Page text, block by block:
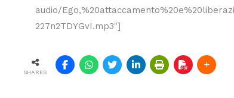
audio/
227n2TDYGvI.mp3"]
SHARES